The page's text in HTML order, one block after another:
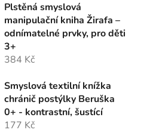
Plstěná smyslová
manipulační kniha Žirafa –
odnímatelné prvky, pro děti
3+
384 Kč
Smyslová textilní knížka
chránič postýlky Beruška
0+ - kontrastní, šustící
177 Kč